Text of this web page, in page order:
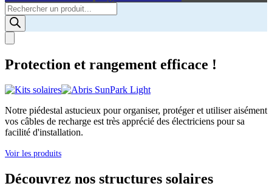
Products
search
Protection et rangement efficace !
Notre piédestal astucieux pour organiser, protéger et utiliser aisément
vos câbles de recharge est très apprécié des électriciens pour sa
facilité d'installation.
Voir les produits
Découvrez nos structures solaires